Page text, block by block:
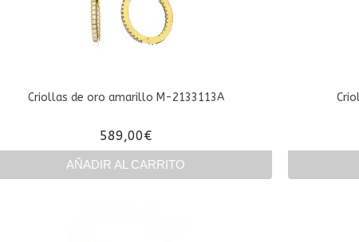
Criollas de oro amarillo M-2133113A
589,00€
AÑADIR AL CARRITO